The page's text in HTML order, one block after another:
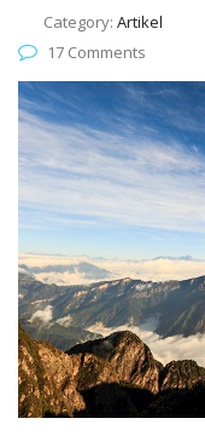
Category: Artikel
17 Comments